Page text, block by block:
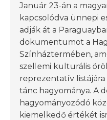
Január 23-án a
kapcsolódva ünnepi
adják át a
dokumentumot a
Színháztermében,
szellemi kulturális
reprezentatív
tánc hagyománya. A
hagyományozódó
kiemelkedő értékét